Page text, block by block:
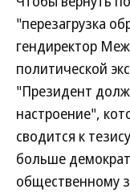
"перезагрузка
гендиректор
политической
"Президент
настроение",
сводится к
больше
общественному